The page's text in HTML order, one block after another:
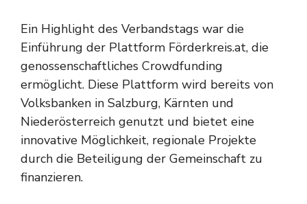
Ein Highlight des Verbandstags war die
Einführung der Plattform Förderkreis.at, die
genossenschaftliches Crowdfunding
ermöglicht. Diese Plattform wird bereits von
Volksbanken in Salzburg, Kärnten und
Niederösterreich genutzt und bietet eine
innovative Möglichkeit, regionale Projekte
durch die Beteiligung der Gemeinschaft zu
finanzieren.